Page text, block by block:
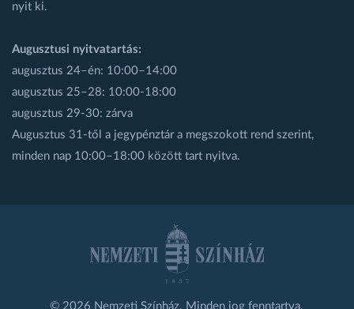
nyit ki.
Augusztusi nyitvatartás:
augusztus 24–én: 10:00–14:00
augusztus 25–28: 10:00-18:00
augusztus 29-30: zárva
Augusztus 31-től a jegypénztár a megszokott rend szerint,
minden nap 10:00–18:00 között tart nyitva.
© 2026 Nemzeti Színház. Minden jog fenntartva.